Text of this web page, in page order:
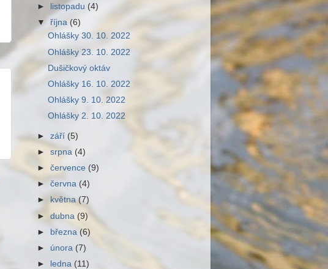
► listopadu (4)
▼října(6)
Ohlášky 30. 10. 2022
Ohlášky 23. 10. 2022
Dušičkový oktáv
Ohlášky 16. 10. 2022
Ohlášky 9. 10. 2022
Ohlášky 2. 10. 2022
►září (5)
►srpna (4)
►července (9)
►června (4)
►
května(7)
►dubna (9)
► března (6)
► února (7)
►
ledna (11)